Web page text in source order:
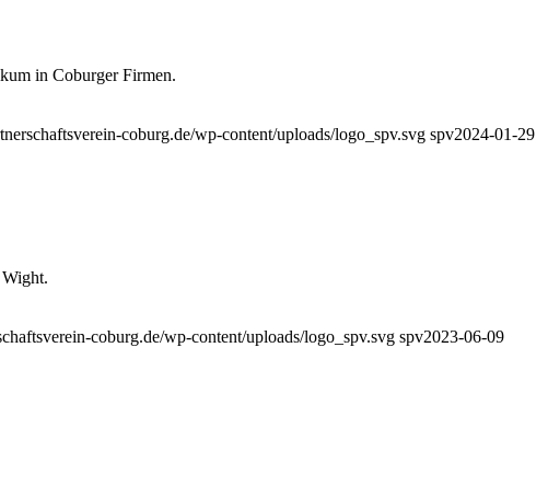
in Coburger Firmen.
coburg.de/wp-content/uploads/logo_spv.svg spv2024-01-29
coburg.de/wp-content/uploads/logo_spv.svg spv2023-06-09